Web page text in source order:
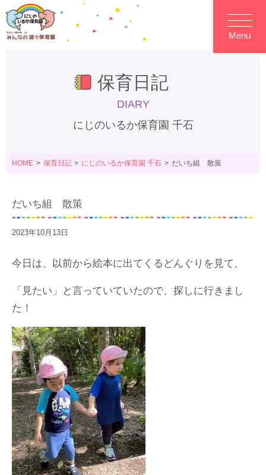
Menu
保育日記
DIARY
にじのいるか保育園 千石
HOME 保育日記 にじのいるか保育園 千石 だいち組 散策
だいち組 散策
2023年10月13日
今日は、以前から絵本に出てくるどんぐりを見て、
「見たい」と言っていていたので、探しに行きまし
た！